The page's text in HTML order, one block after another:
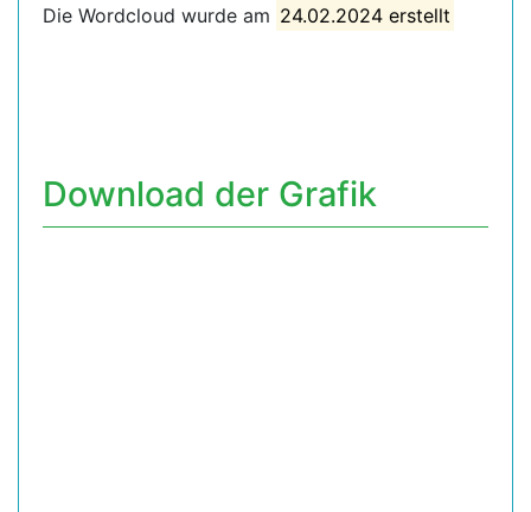
Die Wordcloud wurde am 24.02.2024 erstellt
Download der Grafik